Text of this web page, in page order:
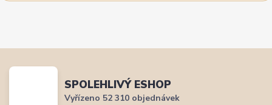
SPOLEHLIVÝ ESHOP
Vyřízeno 52 310 objednávek